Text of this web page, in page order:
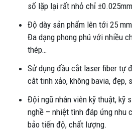
số lặp lại rất nhỏ chỉ
Độ dày sản phẩm lên tới 25
Đa dạng phong phú với nhiều
thép…
Sử dụng đầu cắt laser fiber tự
cắt tinh xảo, không bavia, đẹp,
Đội ngũ nhân viên kỹ thuật, kỹ
nghề – nhiệt tình đáp ứng nhu
bảo tiến độ, chất lượng.